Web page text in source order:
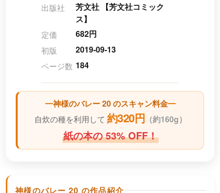
出版社
芳文社 【芳文社コミック
ス】
定価
682円
初版
2019-09-13
ページ数 184
神様のバレー 20 のスキャン料金
自炊の種を利用して 約320円 （約160g）
紙の本の 53% OFF！
神様のバレー 20 の作品紹介